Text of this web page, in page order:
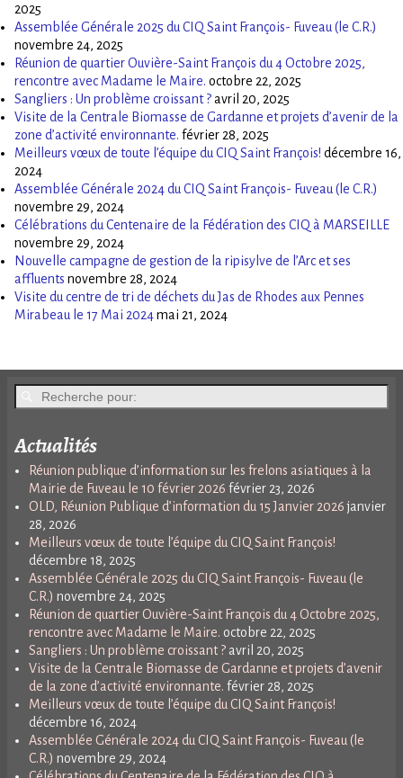
2025
Assemblée Générale 2025 du CIQ Saint François- Fuveau (le C.R.)
novembre 24, 2025
Réunion de quartier Ouvière-Saint François du 4 Octobre 2025,
rencontre avec Madame le Maire. octobre 22, 2025
Sangliers : Un problème croissant ?avril 20, 2025
Visite de la Centrale Biomasse de Gardanne et projets d’avenir de la
zone d’activité environnante. février 28, 2025
Meilleurs vœux de toute l’équipe du CIQ Saint François! décembre 16,
2024
Assemblée Générale 2024 du CIQ Saint François- Fuveau (le C.R.)
novembre 29, 2024
Célébrations du Centenaire de la Fédération des CIQ à MARSEILLE
novembre 29, 2024
Nouvelle campagne de gestion de la ripisylve de l’Arc et ses
affluents novembre 28, 2024
Visite du centre de tri de déchets du Jas de Rhodes aux Pennes
Mirabeau le 17 Mai 2024mai 21, 2024
Actualités
Réunion publique d’information sur les frelons asiatiques à la
Mairie de Fuveau le 10 février 2026 février 23, 2026
OLD, Réunion Publique d’information du 15 Janvier 2026 janvier
28, 2026
Meilleurs vœux de toute l’équipe du CIQ Saint François!
décembre 18, 2025
Assemblée Générale 2025 du CIQ Saint François- Fuveau (le
C.R.) novembre 24, 2025
Réunion de quartier Ouvière-Saint François du 4 Octobre 2025,
rencontre avec Madame le Maire. octobre 22, 2025
Sangliers : Un problème croissant ? avril 20, 2025
Visite de la Centrale Biomasse de Gardanne et projets d’avenir
de la zone d’activité environnante. février 28, 2025
Meilleurs vœux de toute l’équipe du CIQ Saint François!
décembre 16, 2024
Assemblée Générale 2024 du CIQ Saint François- Fuveau (le
C.R.) novembre 29, 2024